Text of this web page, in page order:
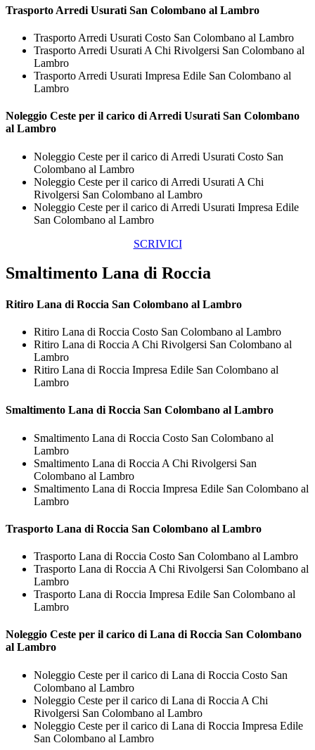
Trasporto Arredi Usurati San Colombano al Lambro
Trasporto Arredi Usurati Costo San Colombano al Lambro
Trasporto Arredi Usurati A Chi Rivolgersi San Colombano al
Lambro
Trasporto Arredi Usurati Impresa Edile San Colombano al
Lambro
Noleggio Ceste per il carico di Arredi Usurati San Colombano
al Lambro
Noleggio Ceste per il carico di Arredi Usurati Costo San
Colombano al Lambro
Noleggio Ceste per il carico di Arredi Usurati A Chi
Rivolgersi San Colombano al Lambro
Noleggio Ceste per il carico di Arredi Usurati Impresa Edile
San Colombano al Lambro
SCRIVICI
Smaltimento Lana di Roccia
Ritiro Lana di Roccia San Colombano al Lambro
Ritiro Lana di Roccia Costo San Colombano al Lambro
Ritiro Lana di Roccia A Chi Rivolgersi San Colombano al
Lambro
Ritiro Lana di Roccia Impresa Edile San Colombano al
Lambro
Smaltimento Lana di Roccia San Colombano al Lambro
Smaltimento Lana di Roccia Costo San Colombano al
Lambro
Smaltimento Lana di Roccia A Chi Rivolgersi San
Colombano al Lambro
Smaltimento Lana di Roccia Impresa Edile San Colombano al
Lambro
Trasporto Lana di Roccia San Colombano al Lambro
Trasporto Lana di Roccia Costo San Colombano al Lambro
Trasporto Lana di Roccia A Chi Rivolgersi San Colombano al
Lambro
Trasporto Lana di Roccia Impresa Edile San Colombano al
Lambro
Noleggio Ceste per il carico di Lana di Roccia San Colombano
al Lambro
Noleggio Ceste per il carico di Lana di Roccia Costo San
Colombano al Lambro
Noleggio Ceste per il carico di Lana di Roccia A Chi
Rivolgersi San Colombano al Lambro
Noleggio Ceste per il carico di Lana di Roccia Impresa Edile
San Colombano al Lambro